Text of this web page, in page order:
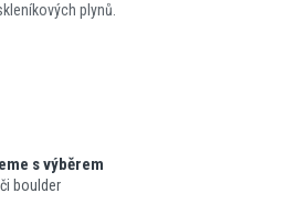
plynů.
s výběrem
boulder